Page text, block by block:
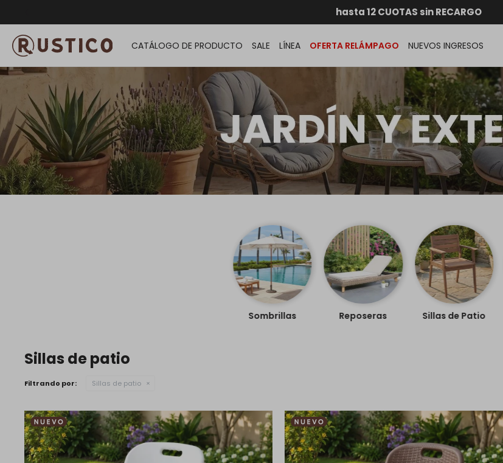
ENVÍOS A TODO EL PAÍS
GARANTÍA DE DEVOLUCIÓN
hasta 12 CUOTAS sin RECARGO
ENVÍO GRATIS dentro de MONTEVIDEO en compras
CATÁLOGO DE PRODUCTO SALE LÍNEA OFERTA RELÁMPAGO NUEVOS INGRESOS
Sombrillas Reposeras Sillas de Patio
Sillas de patio
Filtrando por: Sillas de patio